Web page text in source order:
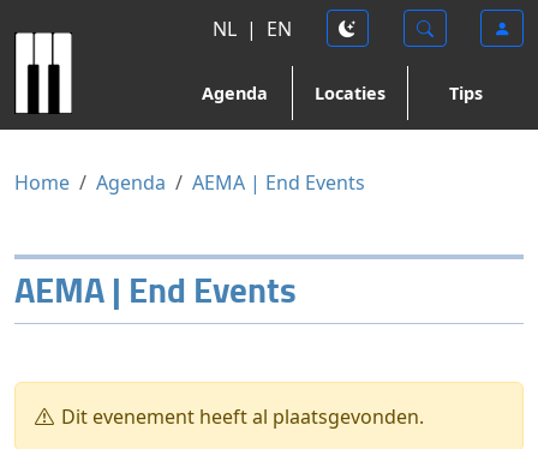
NL | EN
Agenda Locaties Tips
Home Agenda AEMA | End Events
AEMA | End Events
Dit evenement heeft al plaatsgevonden.